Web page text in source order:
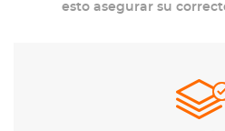
esto asegurar su